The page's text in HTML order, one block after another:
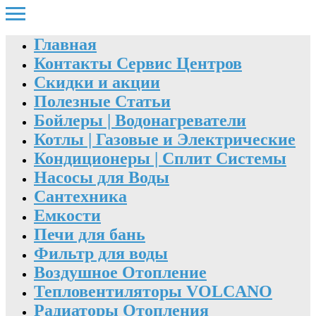
Главная
Контакты Сервис Центров
Скидки и акции
Полезные Статьи
Бойлеры | Водонагреватели
Котлы | Газовые и Электрические
Кондиционеры | Сплит Системы
Насосы для Воды
Сантехника
Емкости
Печи для бань
Фильтр для воды
Воздушное Отопление
Тепловентиляторы VOLCANO
Радиаторы Отопления